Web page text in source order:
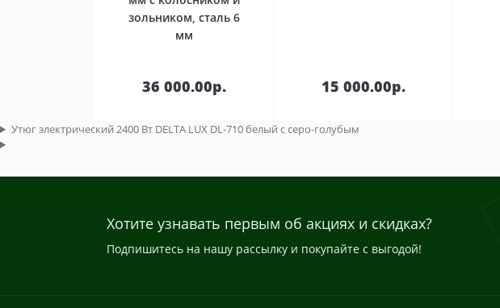
зольником, сталь 6
мм
36 000.00р.
корзину
15 000.00р.
корзину
Утюг электрический 2400 Вт DELTA LUX DL-710 белый с серо-голубым
Хотите узнавать первым об акциях и скидках?
Подпишитесь на нашу рассылку и покупайте с выгодой!